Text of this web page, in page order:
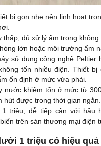
bị gọn nhẹ nên linh hoạt
thấp, đủ xử lý ẩm trong không
lớn hoặc môi trường ẩm
sử dụng công nghệ Peltier
tốn nhiều điện. Thiết bị
ổn định ở mức vừa phải.
nước khiêm tốn ở mức từ
hút được trong thời gian ngắn.
triệu, dễ tiếp cận với hầu
trên sàn thương mại điện
1 triệu có hiệu quả